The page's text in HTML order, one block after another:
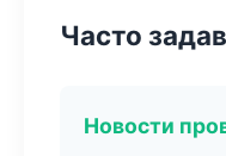
Часто
Новости